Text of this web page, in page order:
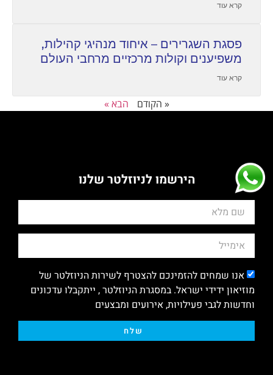
קרא עוד
פסגת השגרירים – איחוד מנהיגי קהילות,
משפיענים וקולות מרכזיים מרחבי העולם
קרא עוד
« הקודם הבא »
הירשמו לניוזלטר שלנו
אנו שמחים להזמינכם להצטרף לשירות הניוזלטר של
מוזיאון ידידי ישראל. במסגרת הניוזלטר , ייתקבלו עדכונים
וחדשות לגבי פעילויות, אירועים ומבצעים
שלח